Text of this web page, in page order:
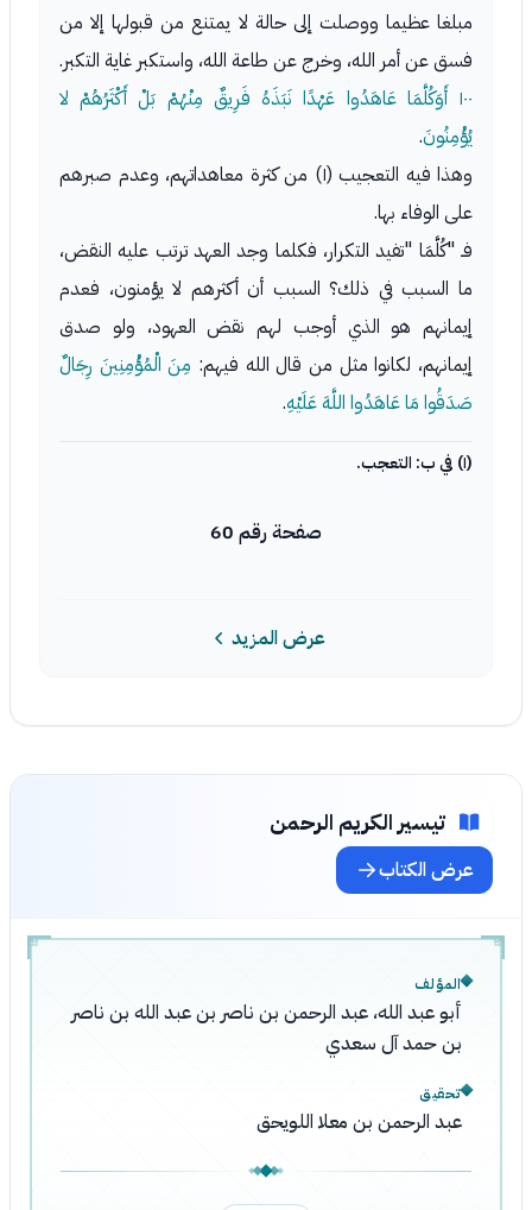
مبلغا عظيما ووصلت إلى حالة لا يمتنع من قبولها إلا من
فسق عن أمر الله، وخرج عن طاعة الله، واستكبر غاية التكبر.
١٠٠ أَوَكُلَّمَا عَاهَدُوا عَهْدًا نَبَذَهُ فَرِيقٌ مِنْهُمْ بَلْ أَكْثَرُهُمْ لا
يُؤْمِنُونَ.
وهذا فيه التعجيب (١) من كثرة معاهداتهم، وعدم صبرهم
على الوفاء بها.
فـ "كُلَّمَا "تفيد التكرار، فكلما وجد العهد ترتب عليه النقض،
ما السبب في ذلك؟ السبب أن أكثرهم لا يؤمنون، فعدم
إيمانهم هو الذي أوجب لهم نقض العهود، ولو صدق
إيمانهم، لكانوا مثل من قال الله فيهم: مِنَ الْمُؤْمِنِينَ رِجَالٌ
صَدَقُوا مَا عَاهَدُوا اللَّهَ عَلَيْهِ.
(١) في ب: التعجب.
صفحة رقم 60
عرض المزيد
تيسير الكريم الرحمن
عرض الكتاب
المؤلف
أبو عبد الله، عبد الرحمن بن ناصر بن عبد الله بن ناصر
بن حمد آل سعدي
تحقيق
عبد الرحمن بن معلا اللويحق